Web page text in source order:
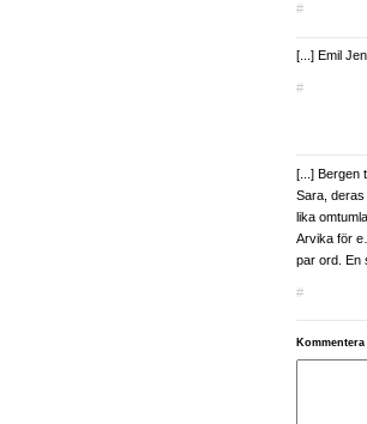
#
[...] Emil
#
[...] Bergen
Sara,
lika
Arvika för
par ord. En
#